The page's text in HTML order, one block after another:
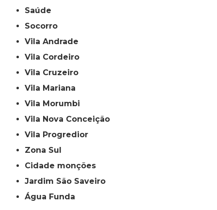
Saúde
Socorro
Vila Andrade
Vila Cordeiro
Vila Cruzeiro
Vila Mariana
Vila Morumbi
Vila Nova Conceição
Vila Progredior
Zona Sul
cidade monções
jardim São Saveiro
Água Funda